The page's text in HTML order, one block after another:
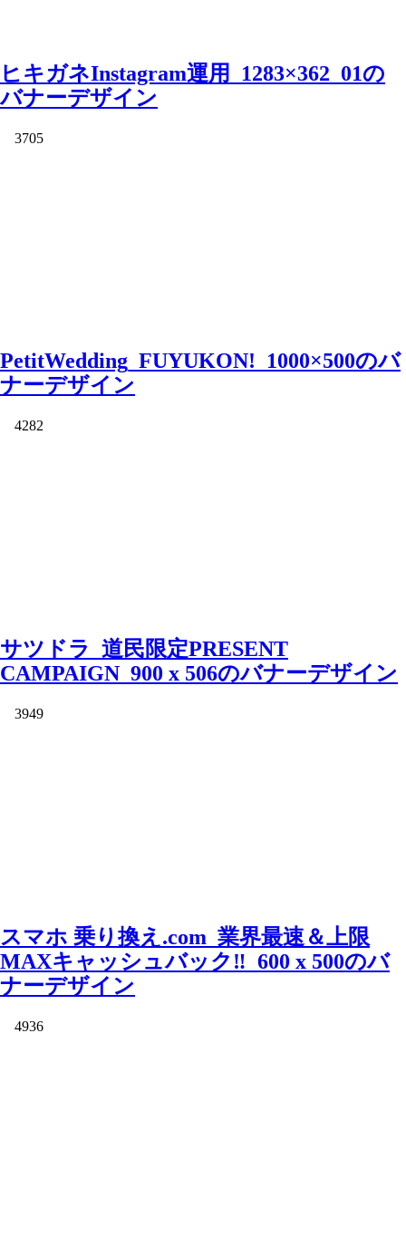
ヒキガネInstagram運用_1283×362_01の
バナーデザイン
3705
PetitWedding_FUYUKON!_1000×500のバ
ナーデザイン
4282
サツドラ_道民限定PRESENT
CAMPAIGN_900 x 506のバナーデザイン
3949
スマホ 乗り換え.com_業界最速＆上限
MAXキャッシュバック‼_600 x 500のバ
ナーデザイン
4936